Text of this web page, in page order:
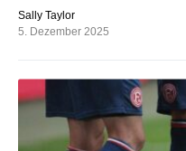
Sally Taylor
5. Dezember 2025